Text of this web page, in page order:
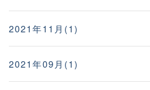
2021年11月(1)
2021年09月(1)